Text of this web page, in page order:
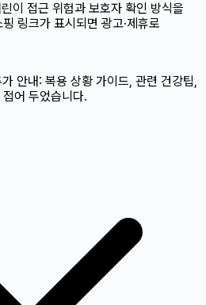
이 접근 위험과 보호자 확인 방식을
링크가 표시되면 광고·제휴로
안내: 복용 상황 가이드, 관련 건강팁,
어 두었습니다.